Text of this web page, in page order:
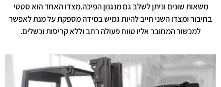
משאות שונים וניתן לשלב גם מנגנון הפיכה.מצדו האחד הוא סטטי
בחיבור ומצדו השני חייב להיות גמיש במידה מספקת על מנת לאפשר
למכשור המחובר אליו טווח פעולה רחב וללא קריסות וכשלים.